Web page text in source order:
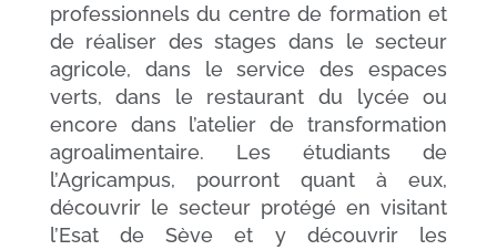
professionnels du centre de formation et
de réaliser des stages dans le secteur
agricole, dans le service des espaces
verts, dans le restaurant du lycée ou
encore dans l’atelier de transformation
agroalimentaire. Les étudiants de
l’Agricampus, pourront quant à eux,
découvrir le secteur protégé en visitant
l’Esat de Sève et y découvrir les